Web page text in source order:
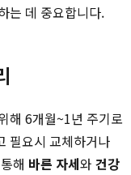
는 데 중요합니다.
해 6개월~1년 주기로
필요시 교체하거나
해 바른 자세와 건강